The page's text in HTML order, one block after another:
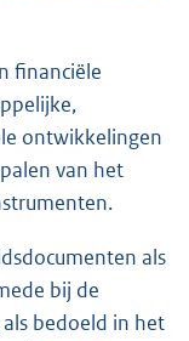
financiële
ontwikkelingen
van het
als
bij de
bedoeld in het